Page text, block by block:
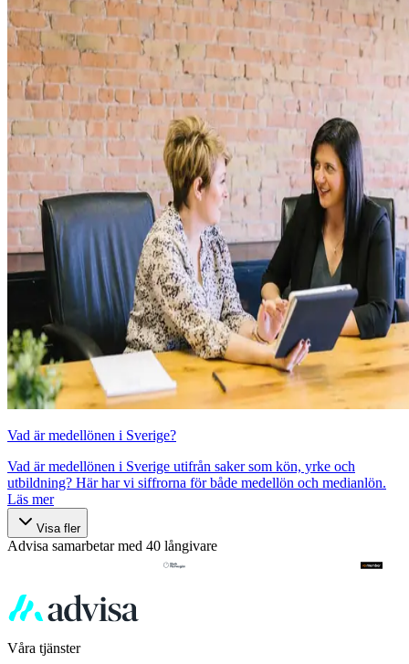
Vad är medellönen i Sverige?
Vad är medellönen i Sverige utifrån saker som kön, yrke och
utbildning? Här har vi siffrorna för både medellön och medianlön.
Läs mer
Visa fler
Advisa samarbetar med 40 långivare
Våra tjänster